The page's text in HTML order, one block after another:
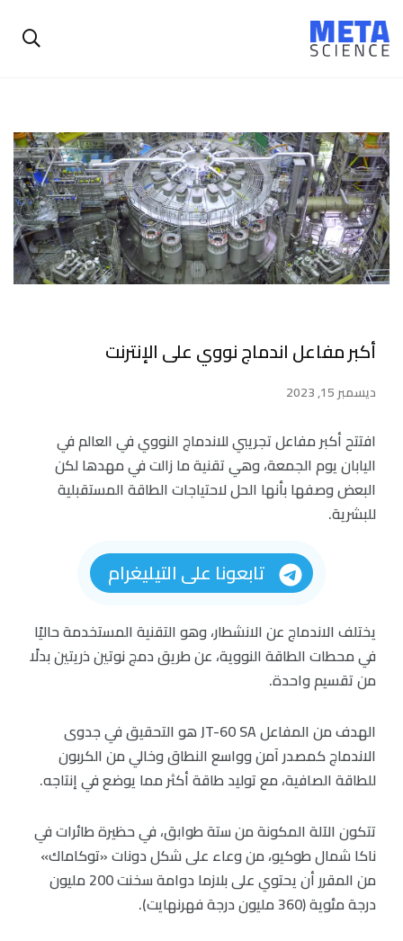
أكبر مفاعل اندماج نووي على الإنترنت
ديسمبر 15, 2023
افتتح أكبر مفاعل تجريبي للاندماج النووي في العالم في
اليابان يوم الجمعة، وهي تقنية ما زالت في مهدها لكن
البعض وصفها بأنها الحل لاحتياجات الطاقة المستقبلية
للبشرية.
تابعونا على التيليغرام
يختلف الاندماج عن الانشطار، وهو التقنية المستخدمة حاليًا
في محطات الطاقة النووية، عن طريق دمج نوتين ذريتين بدلًا
من تقسيم واحدة.
الهدف من المفاعل JT-60 SA هو التحقيق في جدوى
الاندماج كمصدر آمن وواسع النطاق وخالي من الكربون
للطاقة الصافية، مع توليد طاقة أكثر مما يوضع في إنتاجه.
تتكون الآلة المكونة من ستة طوابق، في حظيرة طائرات في
ناكا شمال طوكيو، من وعاء على شكل دونات «توكاماك»
من المقرر أن يحتوي على بلازما دوامة سخنت 200 مليون
درجة مئوية (360 مليون درجة فهرنهايت).